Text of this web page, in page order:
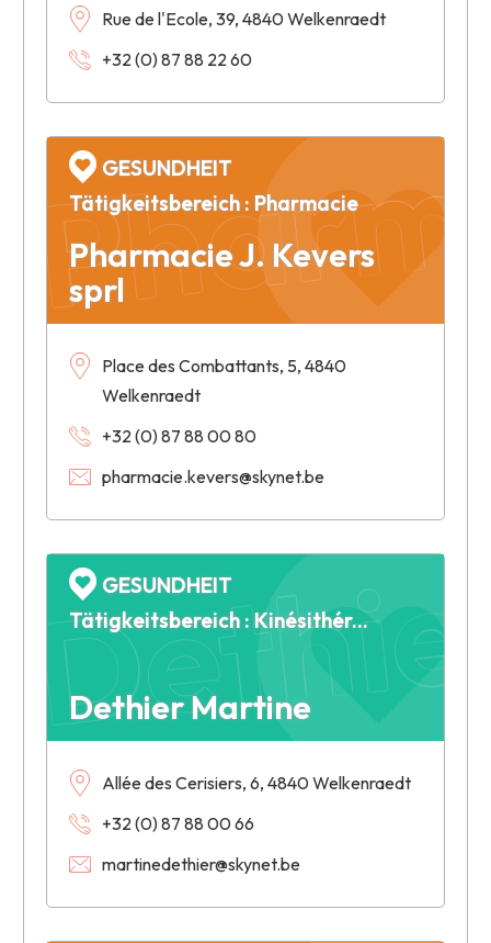
Rue de l'Ecole, 39, 4840 Welkenraedt
+32 (0) 87 88 22 60
Pharmacie J. Kevers
sprl
GESUNDHEIT
Tätigkeitsbereich : Pharmacie
Place des Combattants, 5, 4840
Welkenraedt
+32 (0) 87 88 00 80
pharmacie.kevers@skynet.be
Dethier Martine
GESUNDHEIT
Tätigkeitsbereich : Kinésithérapie
Allée des Cerisiers, 6, 4840 Welkenraedt
+32 (0) 87 88 00 66
martinedethier@skynet.be